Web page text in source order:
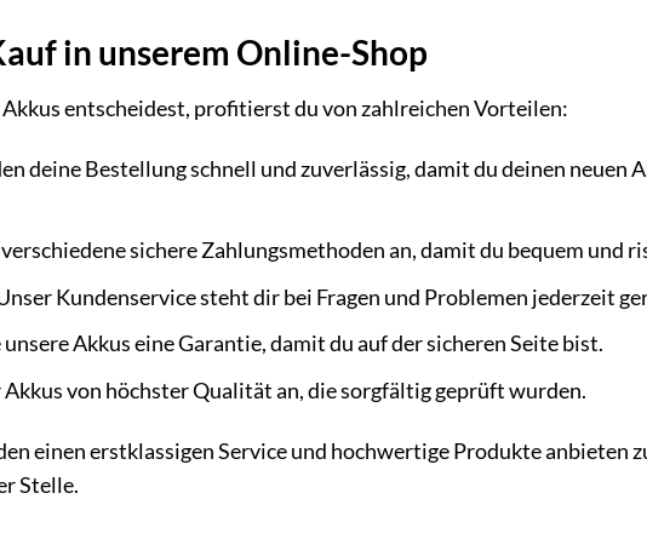
in unserem Online-Shop
entscheidest, profitierst du von zahlreichen Vorteilen:
deine Bestellung schnell und zuverlässig, damit du deinen neuen
sichere Zahlungsmethoden an, damit du bequem und
Kundenservice steht dir bei Fragen und Problemen jederzeit
Akkus eine Garantie, damit du auf der sicheren Seite bist.
von höchster Qualität an, die sorgfältig geprüft wurden.
einen erstklassigen Service und hochwertige Produkte anbieten
Stelle.